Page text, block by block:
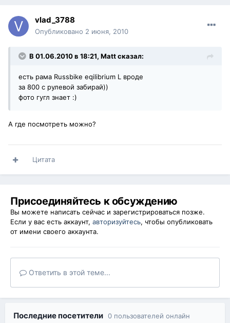
vlad_3788
Опубликовано 2 июня, 2010
В 01.06.2010 в 18:21, Matt сказал:
есть рама Russbike eqilibrium L вроде
за 800 с рулевой забирай))
фото гугл знает :)
А где посмотреть можно?
Цитата
Присоединяйтесь к обсуждению
Вы можете написать сейчас и зарегистрироваться позже.
Если у вас есть аккаунт, авторизуйтесь, чтобы опубликовать
от имени своего аккаунта.
Ответить в этой теме...
Последние посетители 0 пользователей онлайн